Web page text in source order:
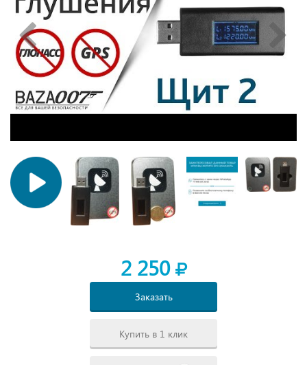
2 250
Заказать
Купить в 1 клик